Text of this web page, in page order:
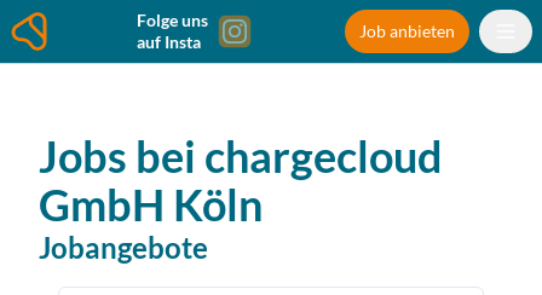
Folge uns
auf Insta
Job anbieten
Jobs bei chargecloud
GmbH Köln
Jobangebote